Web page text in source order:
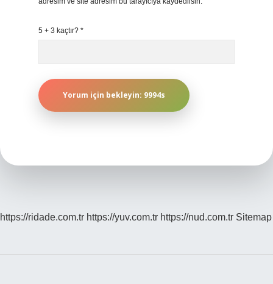
5 + 3 kaçtır? *
https://ridade.com.tr https://yuv.com.tr https://nud.com.tr Sitemap